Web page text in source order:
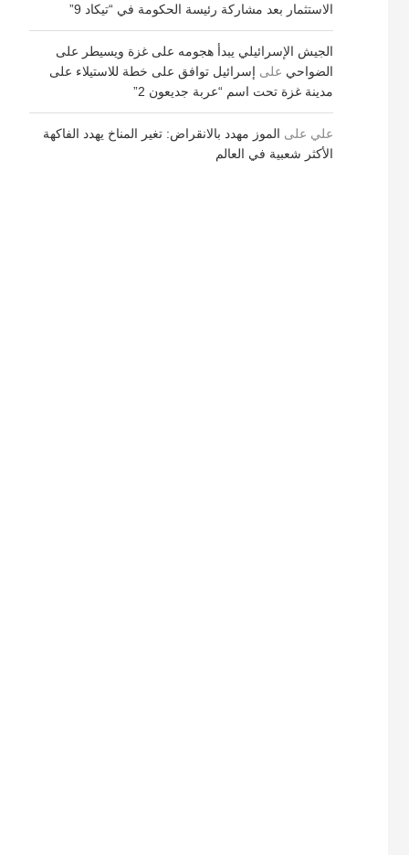
الاستثمار بعد مشاركة رئيسة الحكومة في “تيكاد 9”
الجيش الإسرائيلي يبدأ هجومه على غزة ويسيطر على
الضواحي على إسرائيل توافق على خطة للاستيلاء على
مدينة غزة تحت اسم “عربة جديعون 2”
علي على الموز مهدد بالانقراض: تغير المناخ يهدد الفاكهة
الأكثر شعبية في العالم